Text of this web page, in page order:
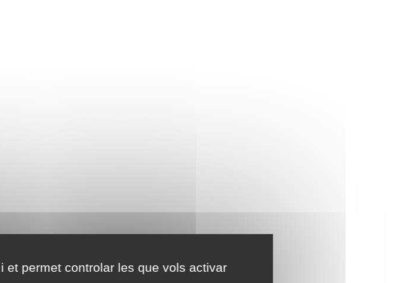
et permet controlar les que vols activar